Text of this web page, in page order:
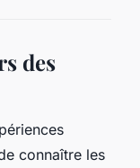
des
connaître les